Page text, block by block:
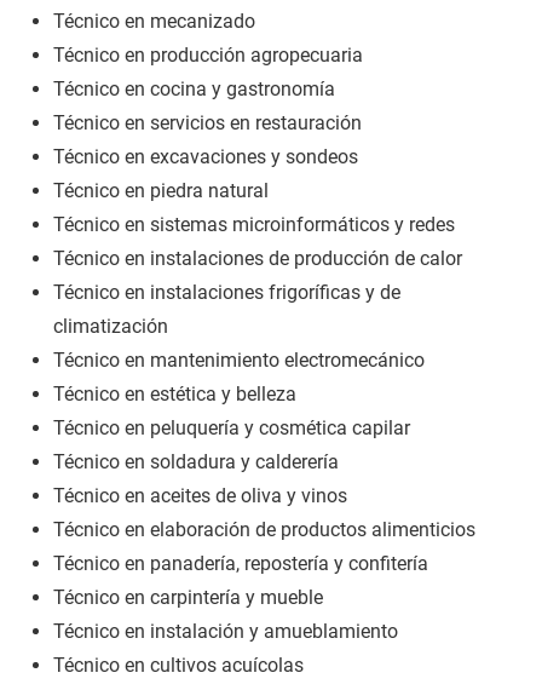
Técnico en mecanizado
Técnico en producción agropecuaria
Técnico en cocina y gastronomía
Técnico en servicios en restauración
Técnico en excavaciones y sondeos
Técnico en piedra natural
Técnico en sistemas microinformáticos y redes
Técnico en instalaciones de producción de calor
Técnico en instalaciones frigoríficas y de
climatización
Técnico en mantenimiento electromecánico
Técnico en estética y belleza
Técnico en peluquería y cosmética capilar
Técnico en soldadura y calderería
Técnico en aceites de oliva y vinos
Técnico en elaboración de productos alimenticios
Técnico en panadería, repostería y confitería
Técnico en carpintería y mueble
Técnico en instalación y amueblamiento
Técnico en cultivos acuícolas